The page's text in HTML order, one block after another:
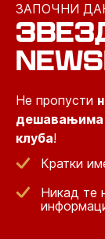
ЗАПОЧНИ
Не пропусти
дешавањима
клуба!
Кратки
Никад те